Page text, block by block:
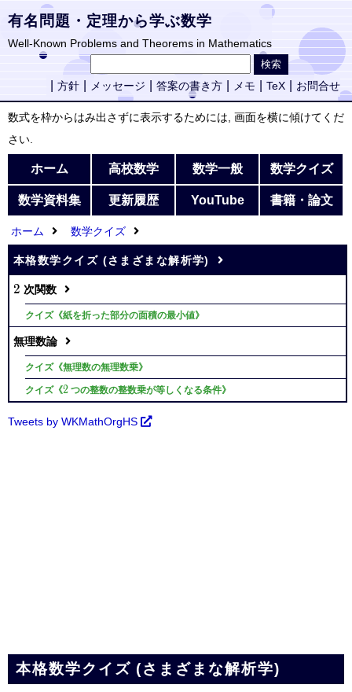
有名問題・定理から学ぶ数学
Well-Known Problems and Theorems in Mathematics
方針 メッセージ 答案の書き方 メモ TeX お問合せ
数式を枠からはみ出さずに表示するためには, 画面を横に傾けてくだ
さい.
ホーム 高校数学 数学一般 数学クイズ
数学資料集 更新履歴 YouTube 書籍・論文
ホーム 数学クイズ
本格数学クイズ (さまざまな解析学)
2
2 次関数
クイズ《紙を折った部分の面積の最小値》
無理数論
クイズ《無理数の無理数乗》
クイズ《2
2 つの整数の整数乗が等しくなる条件》
Tweets by WKMathOrgHS
本格数学クイズ (さまざまな解析学)